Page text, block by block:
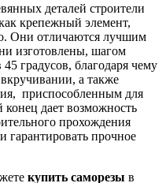
деталей строители
крепежный элемент,
Они отличаются лучшим
изготовлены, шагом
градусов, благодаря чему
а также
приспособленным для
дает возможность
прохождения
гарантировать прочное
купить саморезы в